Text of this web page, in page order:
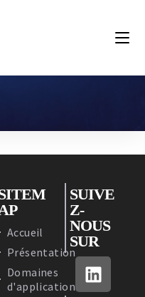
Accueil
Présentation
Domaines
d'applications
SUIVE
Z-
NOUS
SUR